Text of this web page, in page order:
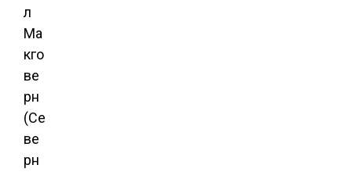
л
Ма
кго
ве
рн
(Се
ве
рн